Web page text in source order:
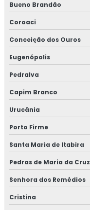
Bueno Brandão
Coroaci
Conceição dos Ouros
Eugenópolis
Pedralva
Capim Branco
Urucânia
Porto Firme
Santa Maria de Itabira
Pedras de Maria da Cruz
Senhora dos Remédios
Cristina